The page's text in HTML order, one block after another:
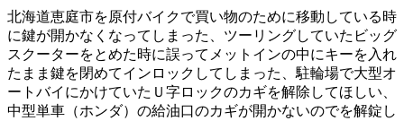
北海道恵庭市を原付バイクで買い物のために移動している時
に鍵が開かなくなってしまった、ツーリングしていたビッグ
スクーターをとめた時に誤ってメットインの中にキーを入れ
たまま鍵を閉めてインロックしてしまった、駐輪場で大型オ
ートバイにかけていたＵ字ロックのカギを解除してほしい、
中型単車（ホンダ）の給油口のカギが開かないのでを解錠し